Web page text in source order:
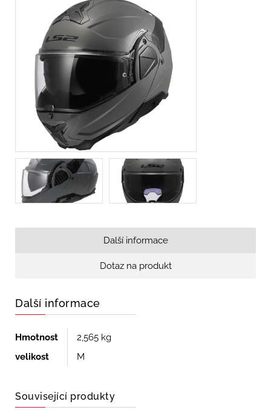
Další informace
Dotaz na produkt
Další informace
Hmotnost
2,565 kg
velikost
M
Související produkty